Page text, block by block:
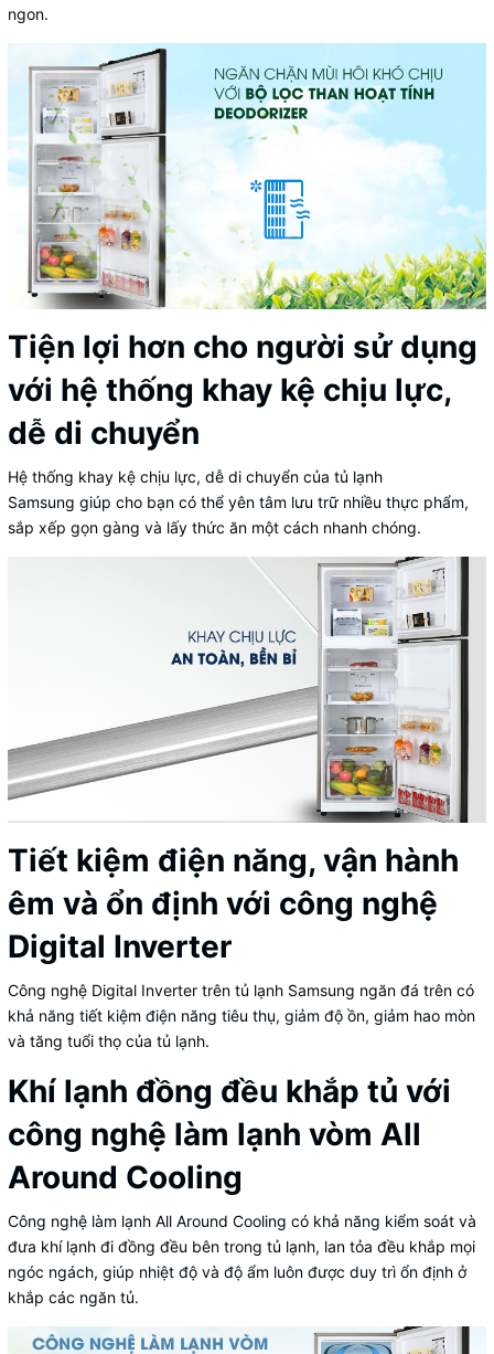
ngon.
Tiện lợi hơn cho người sử dụng
với hệ thống khay kệ chịu lực,
dễ di chuyển
Hệ thống khay kệ chịu lực, dễ di chuyển của tủ lạnh
Samsung giúp cho bạn có thể yên tâm lưu trữ nhiều thực phẩm,
sắp xếp gọn gàng và lấy thức ăn một cách nhanh chóng.
Tiết kiệm điện năng, vận hành
êm và ổn định với công nghệ
Digital Inverter
Công nghệ Digital Inverter trên tủ lạnh Samsung ngăn đá trên có
khả năng tiết kiệm điện năng tiêu thụ, giảm độ ồn, giảm hao mòn
và tăng tuổi thọ của tủ lạnh.
Khí lạnh đồng đều khắp tủ với
công nghệ làm lạnh vòm All
Around Cooling
Công nghệ làm lạnh All Around Cooling có khả năng kiểm soát và
đưa khí lạnh đi đồng đều bên trong tủ lạnh, lan tỏa đều khắp mọi
ngóc ngách, giúp nhiệt độ và độ ẩm luôn được duy trì ổn định ở
khắp các ngăn tủ.